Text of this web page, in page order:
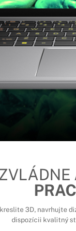
3D, navrhujte
dispozícii kvalitný